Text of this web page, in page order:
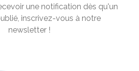
4XE
une notification dès qu'un
inscrivez-vous à notre
newsletter !